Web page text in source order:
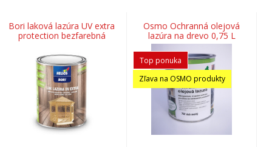
Bori laková lazúra UV extra
protection bezfarebná
Osmo Ochranná olejová
lazúra na drevo 0,75 L
Top ponuka
Zľava na OSMO produkty